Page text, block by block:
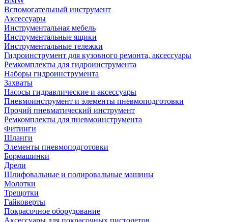
Вспомогательный инструмент
Аксессуары
Инструментальная мебель
Инструментальные ящики
Инструментальные тележки
Гидроинструмент для кузовного ремонта, аксессуары
Ремкомплекты для гидроинструмента
Наборы гидроинструмента
Захваты
Насосы гидравлические и аксессуары
Пневмоинструмент и элементы пневмоподготовки
Прочий пневматический инструмент
Ремкомплекты для пневмоинструмента
Фитинги
Шланги
Элементы пневмоподготовки
Бормашинки
Дрели
Шлифовальные и полировальные машины
Молотки
Трещотки
Гайковерты
Покрасочное оборудование
Аксессуары для покрасочных пистолетов